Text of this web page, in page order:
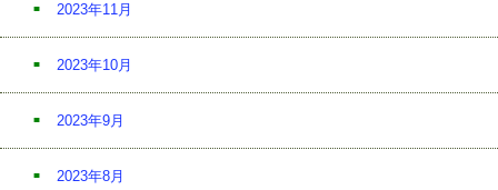
2023年11月
2023年10月
2023年9月
2023年8月